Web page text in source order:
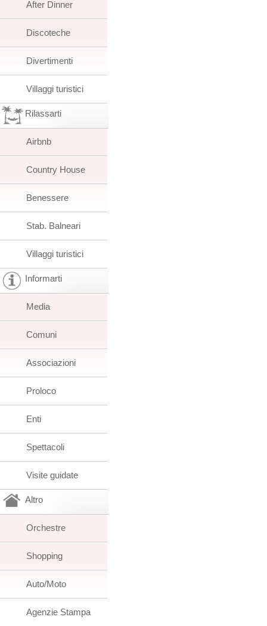
After Dinner
Discoteche
Divertimenti
Villaggi turistici
Rilassarti
Airbnb
Country House
Benessere
Stab. Balneari
Villaggi turistici
Informarti
Media
Comuni
Associazioni
Proloco
Enti
Spettacoli
Visite guidate
Altro
Orchestre
Shopping
Auto/Moto
Agenzie Stampa